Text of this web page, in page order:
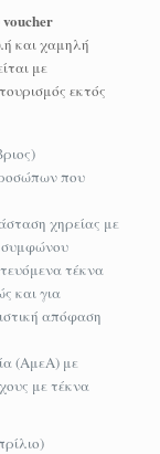
και χαμηλή
με
εκτός
που
χηρείας με
συμφώνου
τέκνα
και για
απόφαση
(ΑμεΑ) με
με τέκνα